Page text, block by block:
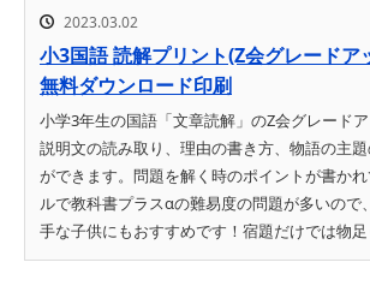
2023.03.02
小3国語 読解プリント(Z会グレードア
無料ダウンロード印刷
小学3年生の国語「文章読解」のZ会グレードア
説明文の読み取り、理由の書き方、物語の主
ができます。問題を解く時のポイントが書か
ルで教科書プラスαの難易度の問題が多いので
手な子供にもおすすめです！宿題だけでは物